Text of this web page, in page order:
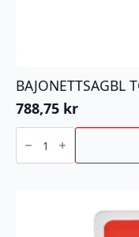
BAJONETTSAGBL
788,75 kr
BAJONETTSAGBL
TO
300MM